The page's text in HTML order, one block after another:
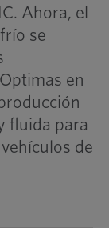
Ahora, el
se
en
fluida para
de